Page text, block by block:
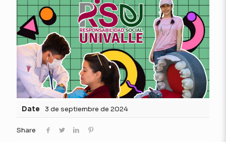
Date 3 de septiembre de 2024
Share